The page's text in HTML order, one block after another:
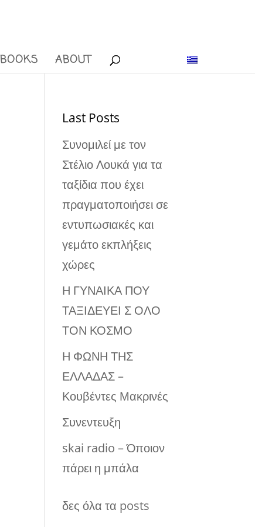
BOOKS ABOUT
Last Posts
Συνομιλεί με τον
Στέλιο Λουκά για τα
ταξίδια που έχει
πραγματοποιήσει σε
εντυπωσιακές και
γεμάτο εκπλήξεις
χώρες
Η ΓΥΝΑΙΚΑ ΠΟΥ
ΤΑΞΙΔΕΥΕΙ Σ ΟΛΟ
ΤΟΝ ΚΟΣΜΟ
Η ΦΩΝΗ ΤΗΣ
ΕΛΛΑΔΑΣ –
Κουβέντες Μακρινές
Συνεντευξη
skai radio – Όποιον
πάρει η μπάλα
δες όλα τα posts